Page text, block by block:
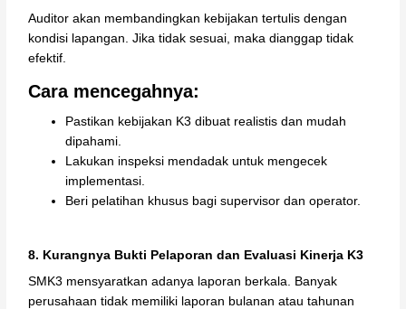
Auditor akan membandingkan kebijakan tertulis dengan
kondisi lapangan. Jika tidak sesuai, maka dianggap tidak
efektif.
Cara mencegahnya:
Pastikan kebijakan K3 dibuat realistis dan mudah
dipahami.
Lakukan inspeksi mendadak untuk mengecek
implementasi.
Beri pelatihan khusus bagi supervisor dan operator.
8. Kurangnya Bukti Pelaporan dan Evaluasi Kinerja K3
SMK3 mensyaratkan adanya laporan berkala. Banyak
perusahaan tidak memiliki laporan bulanan atau tahunan